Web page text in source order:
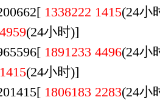
1338222 1415(24
(24小时)]
1891233 4496(24
(24小时)]
1806183 2283(24